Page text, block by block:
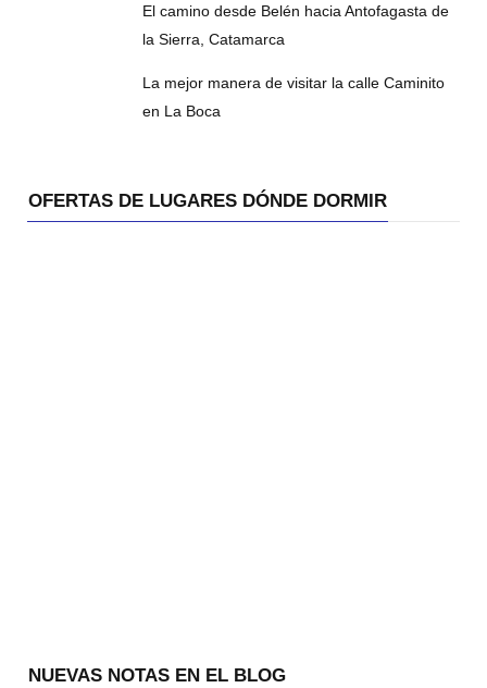
El camino desde Belén hacia Antofagasta de
la Sierra, Catamarca
La mejor manera de visitar la calle Caminito
en La Boca
OFERTAS DE LUGARES DÓNDE DORMIR
NUEVAS NOTAS EN EL BLOG